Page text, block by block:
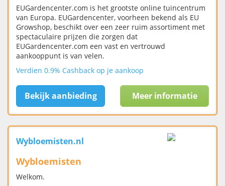
EUGardencenter.com is het grootste online tuincentrum
van Europa. EUGardencenter, voorheen bekend als EU
Growshop, beschikt over een zeer ruim assortiment met
spectaculaire prijzen die zorgen dat
EUGardencenter.com een vast en vertrouwd
aankooppunt is van velen.
Verdien 0.9% Cashback op je aankoop
Bekijk aanbieding Meer informatie
Wybloemisten.nl
Wybloemisten
Welkom.